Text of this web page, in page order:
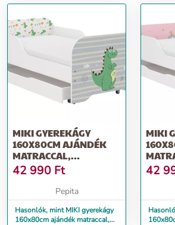
MIKI GYEREKÁGY
160X80CM AJÁNDÉK
MATRACCAL,
ÁGYNEMŰTARTÓ
NÉLKÜL - DINO
42 990 Ft
Pepita
Hasonlók, mint MIKI gyerekágy
160x80cm ajándék matraccal,
MIKI
160X80CM
42
160x80cm ajándék